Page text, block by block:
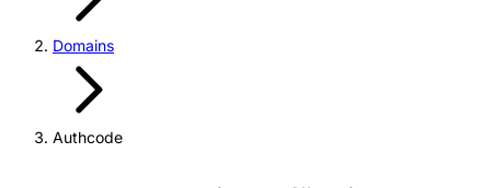
Domains
Authcode